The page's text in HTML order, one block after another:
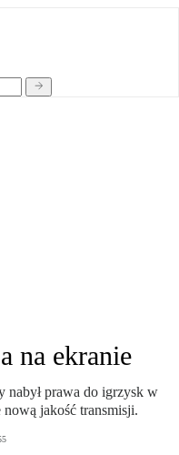
na ekranie
nabył prawa do igrzysk w
jakość transmisji.